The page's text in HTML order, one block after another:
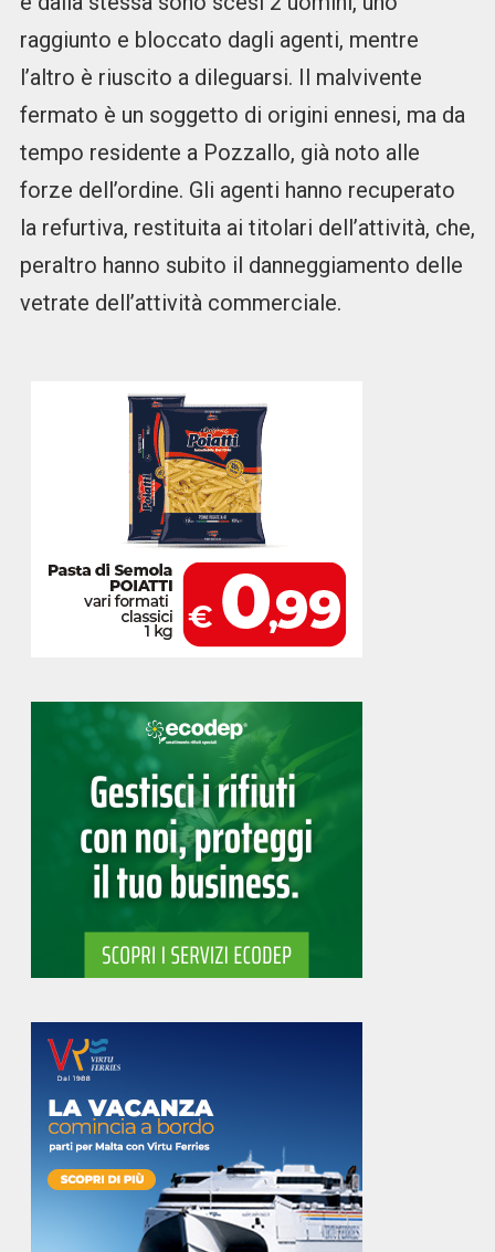
raggiunto e bloccato dagli agenti, mentre
l’altro è riuscito a dileguarsi. Il malvivente
fermato è un soggetto di origini ennesi, ma da
tempo residente a Pozzallo, già noto alle
forze dell’ordine. Gli agenti hanno recuperato
la refurtiva, restituita ai titolari dell’attività, che,
peraltro hanno subito il danneggiamento delle
vetrate dell’attività commerciale.